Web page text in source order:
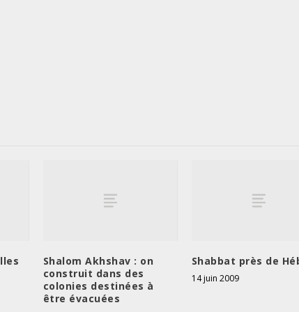
Shalom Akhshav : on
construit dans des
colonies destinées à
être évacuées
Shabbat près de
14 juin 2009